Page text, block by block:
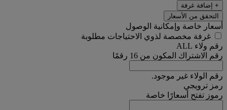
+ إضافة غرفة
التحقق من الأسعار
أسعار خاصة وإمكانية الوصول
غرفة مخصصة لذوي الاحتياجات مطلوبة
رقم ولاء ALL
رقم الاشتراك المكون من 16 رقمًا
رقم الولاء غير موجود.
رمز ترويجي
رموز تفتح أسعارًا خاصة